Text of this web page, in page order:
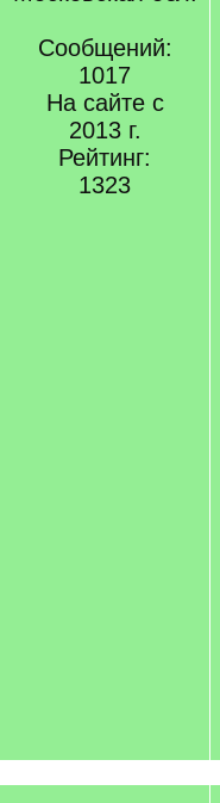
Сообщений:
1017
На сайте с
2013 г.
Рейтинг:
1323